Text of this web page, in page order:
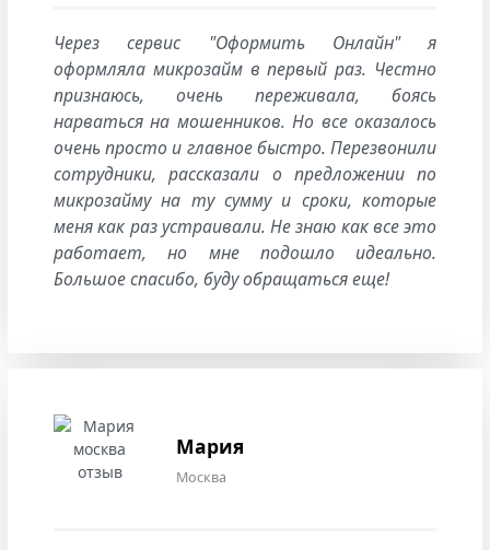
Через сервис "Оформить Онлайн" я
оформляла микрозайм в первый раз. Честно
признаюсь, очень переживала, боясь
нарваться на мошенников. Но все оказалось
очень просто и главное быстро. Перезвонили
сотрудники, рассказали о предложении по
микрозайму на ту сумму и сроки, которые
меня как раз устраивали. Не знаю как все это
работает, но мне подошло идеально.
Большое спасибо, буду обращаться еще!
Мария
Москва